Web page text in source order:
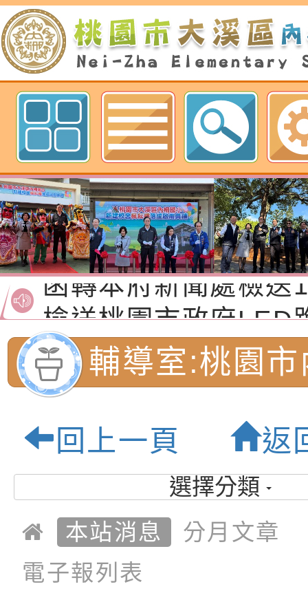
歡迎參觀：桃園市內柵國民小學網
函轉桃園市政府「
性(防空)演習執行計
轉桃園市政府「
（防空）演習－行動
演練」
檢送桃園市政府家庭
「115年度祖孫樂淘
節慶祝活動」海報電
函轉本府新聞處檢送
交通安全宣導標語播
道安宣導影像素材
檢送桃園市政府LED
字稿及LCD託播影片
檢送行政院新聞傳播
月份公共服務政策溝
檢送本市馬祖新村眷
專注力研習營 「正
緒學習與生命教育(
梯次)」
檢送桃園市政府LED
字稿及LCD託播影片
函轉「2026台東博
海報電子檔及活動介
檢送桃園市政府家庭
「小桃家7月課程資
「HELLO新鮮人」
有關本局115年「暑
年─青春專案」LED
為配合政府政策宣導
輔導室:桃園
民小學-優質
回上一頁 返
選擇分類
本站消息
分月文章
電子報列表